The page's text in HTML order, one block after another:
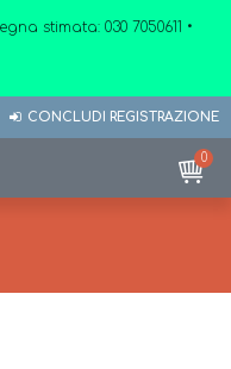
stimata: 030 7050611 •
CONCLUDI REGISTRAZIONE
0